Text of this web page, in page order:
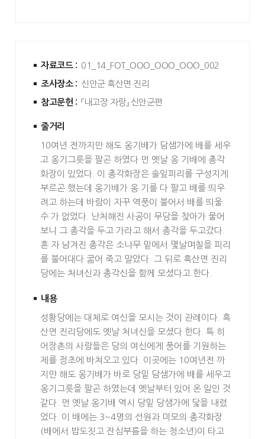
자료코드 : 01_14_FOT_OOO_OOO_OOO_002
조사장소 : 신안군 흑산면 진리
참고문헌 : 『내고장 자랑』 신안군편
줄거리
10여년 전까지만 해도 옹기배가 담샘가에 배를 세우
고 옹기그릇을 팔곤 하였다 먼 옛날 옹 기배에 총각
화장이 있었다. 이 총각화장은 솔잎피리를 구성지게
부르곤 했는데 옹기배가 옹 기를 다 팔고 배를 띄우
려고 하는데 바람이 자꾸 역풍이 불어서 배를 띄울
수 가 없었다. 난처해진 사공이 무당을 찾아가 물어
보니 그 총각을 두고 가라고 해서 총각을 두고갔다.
혼 자 남겨진 총각은 소나무 밑에서 몇날며칠을 피리
를 불어대다 굶어 죽고 말았다. 그 뒤로 흑산면 진리
당에는 처녀신과 총각신을 함께 모셨다고 한다.
내용
성황당에는 대체로 여신을 모시는 것이 관례이다. 흑
산면 진리당에도 옛날 처녀신을 모셨다 한다. 특 히
어장촌의 사람들은 당의 여신에게 풍어를 기원하는
제를 정초에 바쳐오고 있다. 이곳에는 10여년전 까
지만 해도 옹기배가 바로 당밑 담샘가에 배를 세우고
옹기그릇을 팔곤 하였는데 옛날부터 있어 온 일인 것
같다. 먼 옛날 옹기배 역시 당밑 당샘가에 닻을 내렸
었다. 이 배에는 3~4명의 선원과 미모의 총각화장
(배에서 밥도짓고 잔심부름을 하는 청소년)이 타고